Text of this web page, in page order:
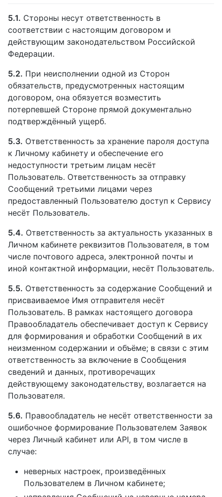
5.1. Стороны несут ответственность в
соответствии с настоящим договором и
действующим законодательством Российской
Федерации.
5.2. При неисполнении одной из Сторон
обязательств, предусмотренных настоящим
договором, она обязуется возместить
потерпевшей Стороне прямой документально
подтверждённый ущерб.
5.3. Ответственность за хранение пароля доступа
к Личному кабинету и обеспечение его
недоступности третьим лицам несёт
Пользователь. Ответственность за отправку
Сообщений третьими лицами через
предоставленный Пользователю доступ к Сервису
несёт Пользователь.
5.4. Ответственность за актуальность указанных в
Личном кабинете реквизитов Пользователя, в том
числе почтового адреса, электронной почты и
иной контактной информации, несёт Пользователь.
5.5. Ответственность за содержание Сообщений и
присваиваемое Имя отправителя несёт
Пользователь. В рамках настоящего договора
Правообладатель обеспечивает доступ к Сервису
для формирования и обработки Сообщений в их
неизменном содержании и объёме; в связи с этим
ответственность за включение в Сообщения
сведений и данных, противоречащих
действующему законодательству, возлагается на
Пользователя.
5.6. Правообладатель не несёт ответственности за
ошибочное формирование Пользователем Заявок
через Личный кабинет или API, в том числе в
случае:
неверных настроек, произведённых
Пользователем в Личном кабинете;